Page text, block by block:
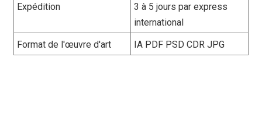
Expédition
3 à 5 jours par express
international
Format de l'œuvre d'art
IA PDF PSD CDR JPG